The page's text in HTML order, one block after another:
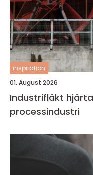
inspiration
01. August 2026
Industrifläkt hjärtat i effektiv ventilation och
processindustri